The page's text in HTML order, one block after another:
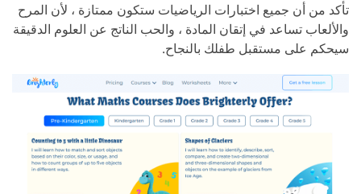
تأكد من أن جميع اختبارات الرياضيات ستكون ممتازة ، لأن المرح
والألعاب تساعد في إتقان المادة ، والحب الناتج عن العلوم الدقيقة
سيحكم على مستقبل طفلك بالنجاح.